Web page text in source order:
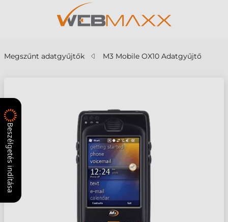
Megszűnt adatgyűjtők M3 Mobile OX10 Adatgyűjtő
Beszélgetés indítása